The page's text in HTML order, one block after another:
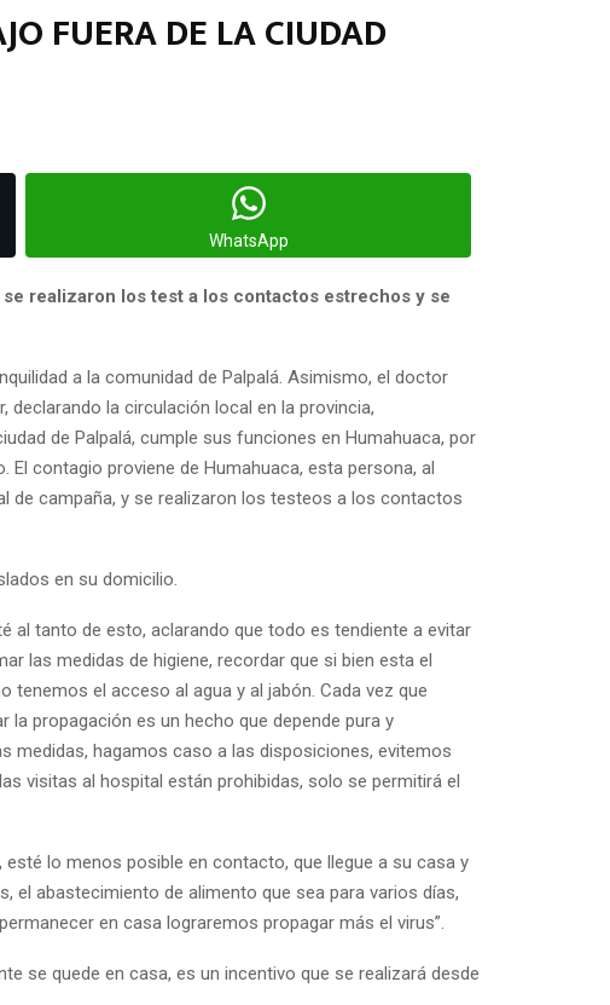
FUERA DE LA CIUDAD
WhatsApp
realizaron los test a los contactos estrechos y se
a la comunidad de Palpalá. Asimismo, el doctor
declarando la circulación local en la provincia,
de Palpalá, cumple sus funciones en Humahuaca, por
contagio proviene de Humahuaca, esta persona, al
de campaña, y se realizaron los testeos a los contactos
en su domicilio.
al tanto de esto, aclarando que todo es tendiente a evitar
las medidas de higiene, recordar que si bien esta el
tenemos el acceso al agua y al jabón. Cada vez que
propagación es un hecho que depende pura y
medidas, hagamos caso a las disposiciones, evitemos
visitas al hospital están prohibidas, solo se permitirá el
lo menos posible en contacto, que llegue a su casa y
abastecimiento de alimento que sea para varios días,
en casa lograremos propagar más el virus”.
se quede en casa, es un incentivo que se realizará desde